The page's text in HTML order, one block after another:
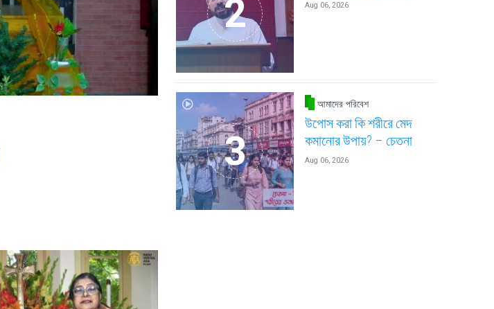
Aug 06, 2026
আমাদের পরিবেশ
উপোস করা কি শরীরে মেদ
কমানোর উপায়? – চেতনা
Aug 06, 2026